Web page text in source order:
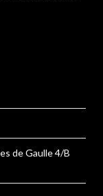
de Gaulle 4/B